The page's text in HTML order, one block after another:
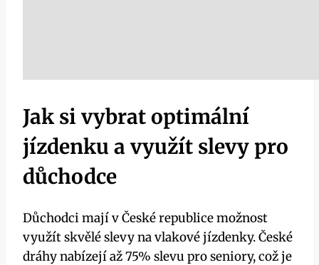
Jak si vybrat optimální
jízdenku a využít slevy pro
důchodce
Důchodci mají v České republice možnost
využít skvělé slevy na vlakové jízdenky. České
dráhy nabízejí až 75% slevu pro seniory, což je